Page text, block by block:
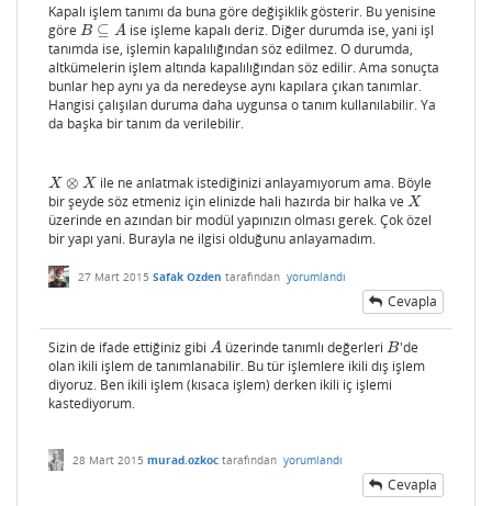
Kapalı işlem tanımı da buna göre değişiklik gösterir. Bu yenisine
göre B ⊆ A
B⊆A
ise işleme kapalı deriz. Diğer durumda ise, yani işl
tanımda ise, işlemin kapalılığından söz edilmez. O durumda,
altkümelerin işlem altında kapalılığından söz edilir. Ama sonuçta
bunlar hep aynı ya da neredeyse aynı kapılara çıkan tanımlar.
Hangisi çalışılan duruma daha uygunsa o tanım kullanılabilir. Ya
da başka bir tanım da verilebilir.
X ⊗ X
X⊗ X
ile ne anlatmak istediğinizi anlayamıyorum ama. Böyle
bir şeyde söz etmeniz için elinizde hali hazırda bir halka ve X
X
üzerinde en azından bir modül yapınızın olması gerek. Çok özel
bir yapı yani. Burayla ne ilgisi olduğunu anlayamadım.
27 Mart 2015 Safak Ozden tarafından yorumlandı
Cevapla
Sizin de ifade ettiğiniz gibi A
A üzerinde tanımlı değerleriB
B 'de
olan ikili işlem de tanımlanabilir. Bu tür işlemlere ikili dış işlem
diyoruz. Ben ikili işlem (kısaca işlem) derken ikili iç işlemi
kastediyorum.
28 Mart 2015 murad.ozkoc tarafından yorumlandı
Cevapla